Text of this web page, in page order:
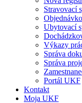
Stravovací
Ubytovací
Výkazy
Správa
Správa
Portál UKF
Kontakt
Moja UKF